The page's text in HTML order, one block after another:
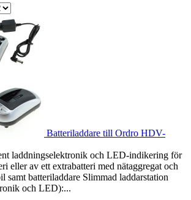
Batteriladdare till Ordro HDV-
laddningselektronik och LED-indikering för
eller av ett extrabatteri med nätaggregat och
samt batteriladdare Slimmad laddarstation
och LED):...